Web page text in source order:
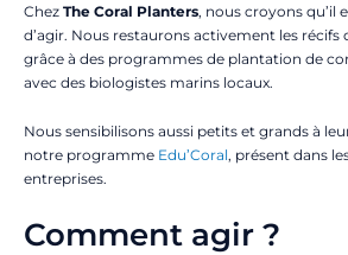
Chez The Coral Planters, nous croyons qu’il
d’agir. Nous restaurons activement les récifs
grâce à des programmes de plantation de
avec des biologistes marins locaux.
Nous sensibilisons aussi petits et grands à
notre programme Edu’Coral, présent dans
entreprises.
Comment agir ?